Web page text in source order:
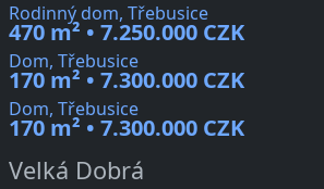
Rodinný dom, Třebusice
470 m² • 7.250.000 CZK
Dom, Třebusice
170 m² • 7.300.000 CZK
Dom, Třebusice
170 m² • 7.300.000 CZK
Velká Dobrá